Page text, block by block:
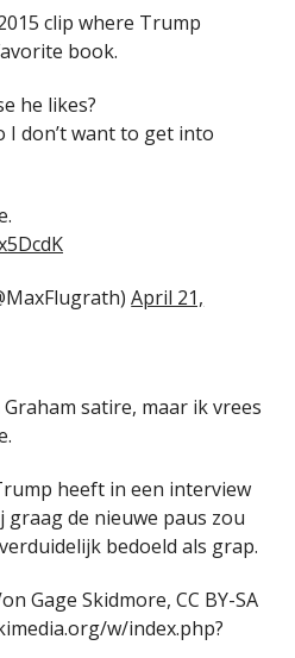
clip where Trump
book.
he likes?
I don’t want to get into
April 21,
satire, maar ik vrees
heeft in een interview
graag de nieuwe paus zou
bedoeld als grap.
Gage Skidmore, CC BY-SA
w/index.php?